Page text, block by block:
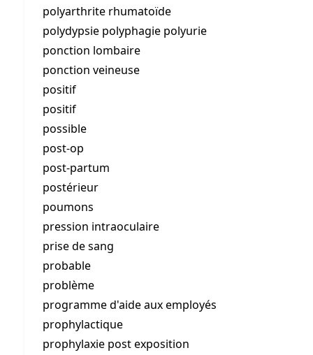
polyarthrite rhumatoïde
polydypsie polyphagie polyurie
ponction lombaire
ponction veineuse
positif
positif
possible
post-op
post-partum
postérieur
poumons
pression intraoculaire
prise de sang
probable
problème
programme d'aide aux employés
prophylactique
prophylaxie post exposition